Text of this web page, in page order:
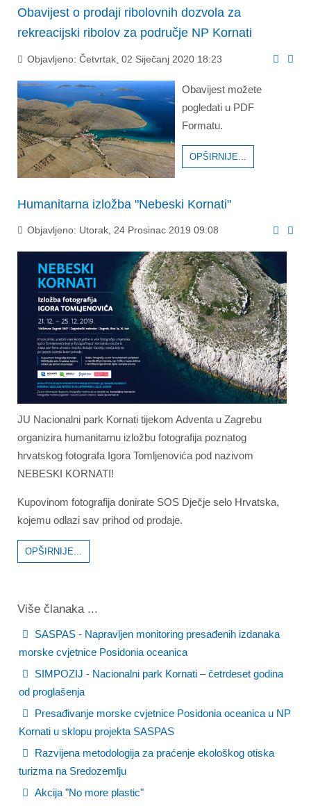
Obavijest o prodaji ribolovnih dozvola za
rekreacijski ribolov za područje NP Kornati
Objavljeno: Četvrtak, 02 Siječanj 2020 18:23
Obavijest možete
pogledati u PDF
Formatu.
OPŠIRNIJE...
Humanitarna izložba "Nebeski Kornati"
Objavljeno: Utorak, 24 Prosinac 2019 09:08
JU Nacionalni park Kornati tijekom Adventa u Zagrebu
organizira humanitarnu izložbu fotografija poznatog
hrvatskog fotografa Igora Tomljenovića pod nazivom
NEBESKI KORNATI!
Kupovinom fotografija donirate SOS Dječje selo Hrvatska,
kojemu odlazi sav prihod od prodaje.
OPŠIRNIJE...
Više članaka ...
SASPAS - Napravljen monitoring presađenih izdanaka
morske cvjetnice Posidonia oceanica
SIMPOZIJ - Nacionalni park Kornati – četrdeset godina
od proglašenja
Presađivanje morske cvjetnice Posidonia oceanica u NP
Kornati u sklopu projekta SASPAS
Razvijena metodologija za praćenje ekološkog otiska
turizma na Sredozemlju
Akcija "No more plastic"